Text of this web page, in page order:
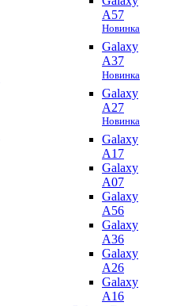
A57
Новинка
Galaxy
A37
Новинка
Galaxy
A27
Новинка
Galaxy
A17
Galaxy
A07
Galaxy
A56
Galaxy
A36
Galaxy
A26
Galaxy
A16